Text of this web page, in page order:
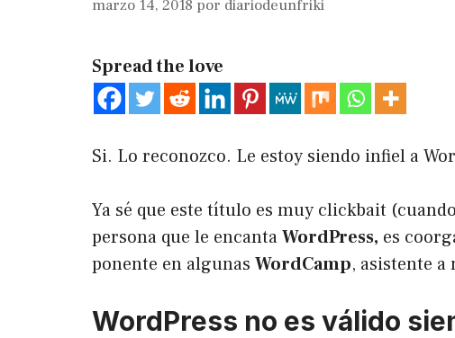
marzo 14, 2018 por diariodeunfriki
Spread the love
Si. Lo reconozco. Le estoy siendo infiel a
Ya sé que este título es muy clickbait
persona que le encantaWordPress, es
ponente en algunas WordCamp, asistente
WordPress no es válido